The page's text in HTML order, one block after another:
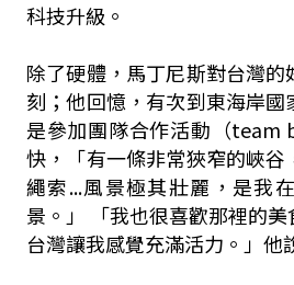
科技升級。
除了硬體，馬丁尼斯對台灣
刻；他回憶，有次到東海岸
是參加團隊合作活動（team
快，「有一條非常狹窄的峽
繩索...風景極其壯麗，是我
景。」 「我也很喜歡那裡的美
台灣讓我感覺充滿活力。」他